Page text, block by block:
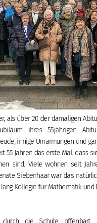
als über 20 der damaligen
ihres 55jährigen
innige Umarmungen und
55 Jahren das erste Mal, dass
sind. Viele wohnen seit
Siebenhaar war das
Kollegin für Mathematik und
durch die Schule